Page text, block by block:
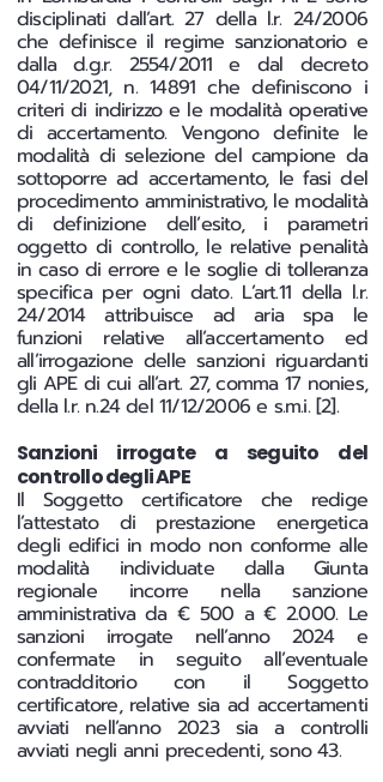
disciplinati dall’art. 27 della l.r. 24/2006
che definisce il regime sanzionatorio e
dalla d.g.r. 2554/2011 e dal decreto
04/11/2021, n. 14891 che definiscono i
criteri di indirizzo e le modalità operative
di accertamento. Vengono definite le
modalità di selezione del campione da
sottoporre ad accertamento, le fasi del
procedimento amministrativo, le modalità
di definizione dell’esito, i parametri
oggetto di controllo, le relative penalità
in caso di errore e le soglie di tolleranza
specifica per ogni dato. L’art.11 della l.r.
24/2014 attribuisce ad aria spa le
funzioni relative all’accertamento ed
all’irrogazione delle sanzioni riguardanti
gli APE di cui all’art. 27, comma 17 nonies,
della l.r. n.24 del 11/12/2006 e s.m.i. [2].
Sanzioni irrogate a seguito del
controllo degli APE
Il Soggetto certificatore che redige
l’attestato di prestazione energetica
degli edifici in modo non conforme alle
modalità individuate dalla Giunta
regionale incorre nella sanzione
amministrativa da € 500 a € 2.000. Le
sanzioni irrogate nell’anno 2024 e
confermate in seguito all’eventuale
contradditorio con il Soggetto
certificatore, relative sia ad accertamenti
avviati nell’anno 2023 sia a controlli
avviati negli anni precedenti, sono 43.